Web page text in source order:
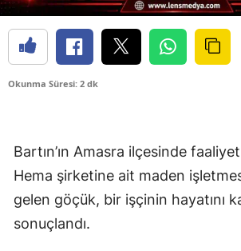
Okunma Süresi: 2 dk
Bartın’ın Amasra ilçesinde
Hema şirketine ait maden
gelen göçük, bir işçinin hayatını
sonuçlandı.